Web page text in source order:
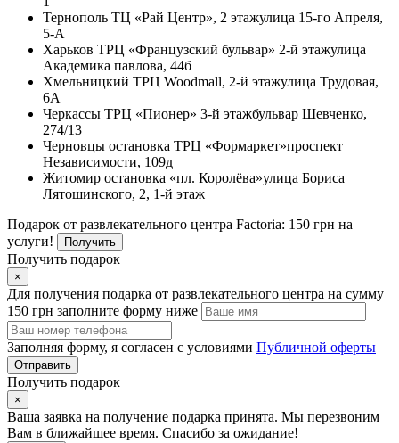
Тернополь ТЦ «Рай Центр», 2 этажулица 15-го Апреля,
5-А
Харьков ТРЦ «Французский бульвар» 2-й этажулица
Академика павлова, 44б
Хмельницкий ТРЦ Woodmall, 2-й этажулица Трудовая,
6А
Черкассы ТРЦ «Пионер» 3-й этажбульвар Шевченко,
274/13
Черновцы остановка ТРЦ «Формаркет»проспект
Независимости, 109д
Житомир остановка «пл. Королёва»улица Бориса
Лятошинского, 2, 1-й этаж
Подарок от развлекательного центра Factoria: 150 грн на
услуги!
Получить
Получить подарок
×
Для получения подарка от развлекательного центра на сумму
150 грн заполните форму ниже
Заполняя форму, я согласен с условиями Публичной оферты
Отправить
Получить подарок
×
Ваша заявка на получение подарка принята. Мы перезвоним
Вам в ближайшее время. Спасибо за ожидание!